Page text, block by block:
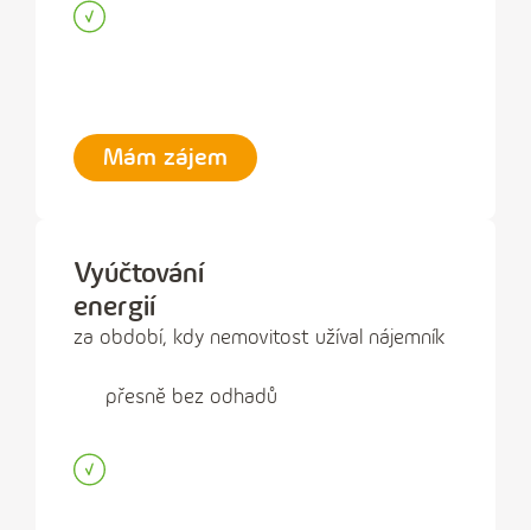
Mám zájem
Vyúčtování
energií
za období, kdy nemovitost užíval nájemník
přesně bez odhadů